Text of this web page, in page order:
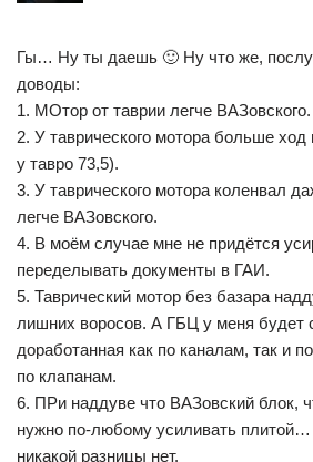
Гы… Ну ты даешь 🙂 Ну что же,
доводы:
1. МОтор от таврии легче ВАЗовского.
2. У таврического мотора больше
у тавро 73,5).
3. У таврического мотора коленвал
легче ВАЗовского.
4. В моём случае мне не придётся
переделывать документы в ГАИ.
5. Таврический мотор без базара
лишних воросов. А ГБЦ у меня будет
доработанная как по каналам, так и
по клапанам.
6. ПРи наддуве что ВАЗовский блок,
нужно по-любому усиливать плитой…
никакой разницы нет.